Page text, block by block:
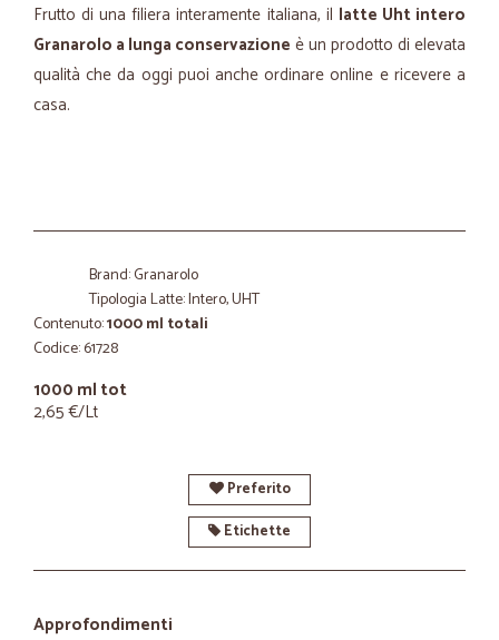
Frutto di una filiera interamente italiana, il latte Uht intero
Granarolo a lunga conservazione è un prodotto di elevata
qualità che da oggi puoi anche ordinare online e ricevere a
casa.
Brand: Granarolo
Tipologia Latte: Intero, UHT
Contenuto:1000 ml totali
Codice: 61728
1000 ml tot
2,65 €/Lt
Preferito
Etichette
Approfondimenti